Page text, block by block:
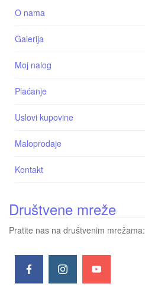
O nama
Galerija
Moj nalog
Plaćanje
Uslovi kupovine
Maloprodaje
Kontakt
Društvene mreže
Pratite nas na društvenim mrežama: